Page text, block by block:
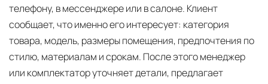
телефону, в мессенджере или в салоне. Клиент
сообщает, что именно его интересует: категория
товара, модель, размеры помещения, предпочтения по
стилю, материалам и срокам. После этого менеджер
или комплектатор уточняет детали, предлагает